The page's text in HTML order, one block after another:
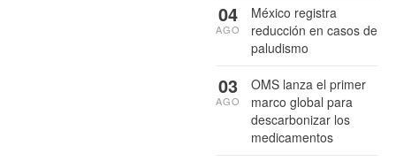
México registra
reducción en casos de
paludismo
04
AGO
OMS lanza el primer
marco global para
descarbonizar los
medicamentos
03
AGO